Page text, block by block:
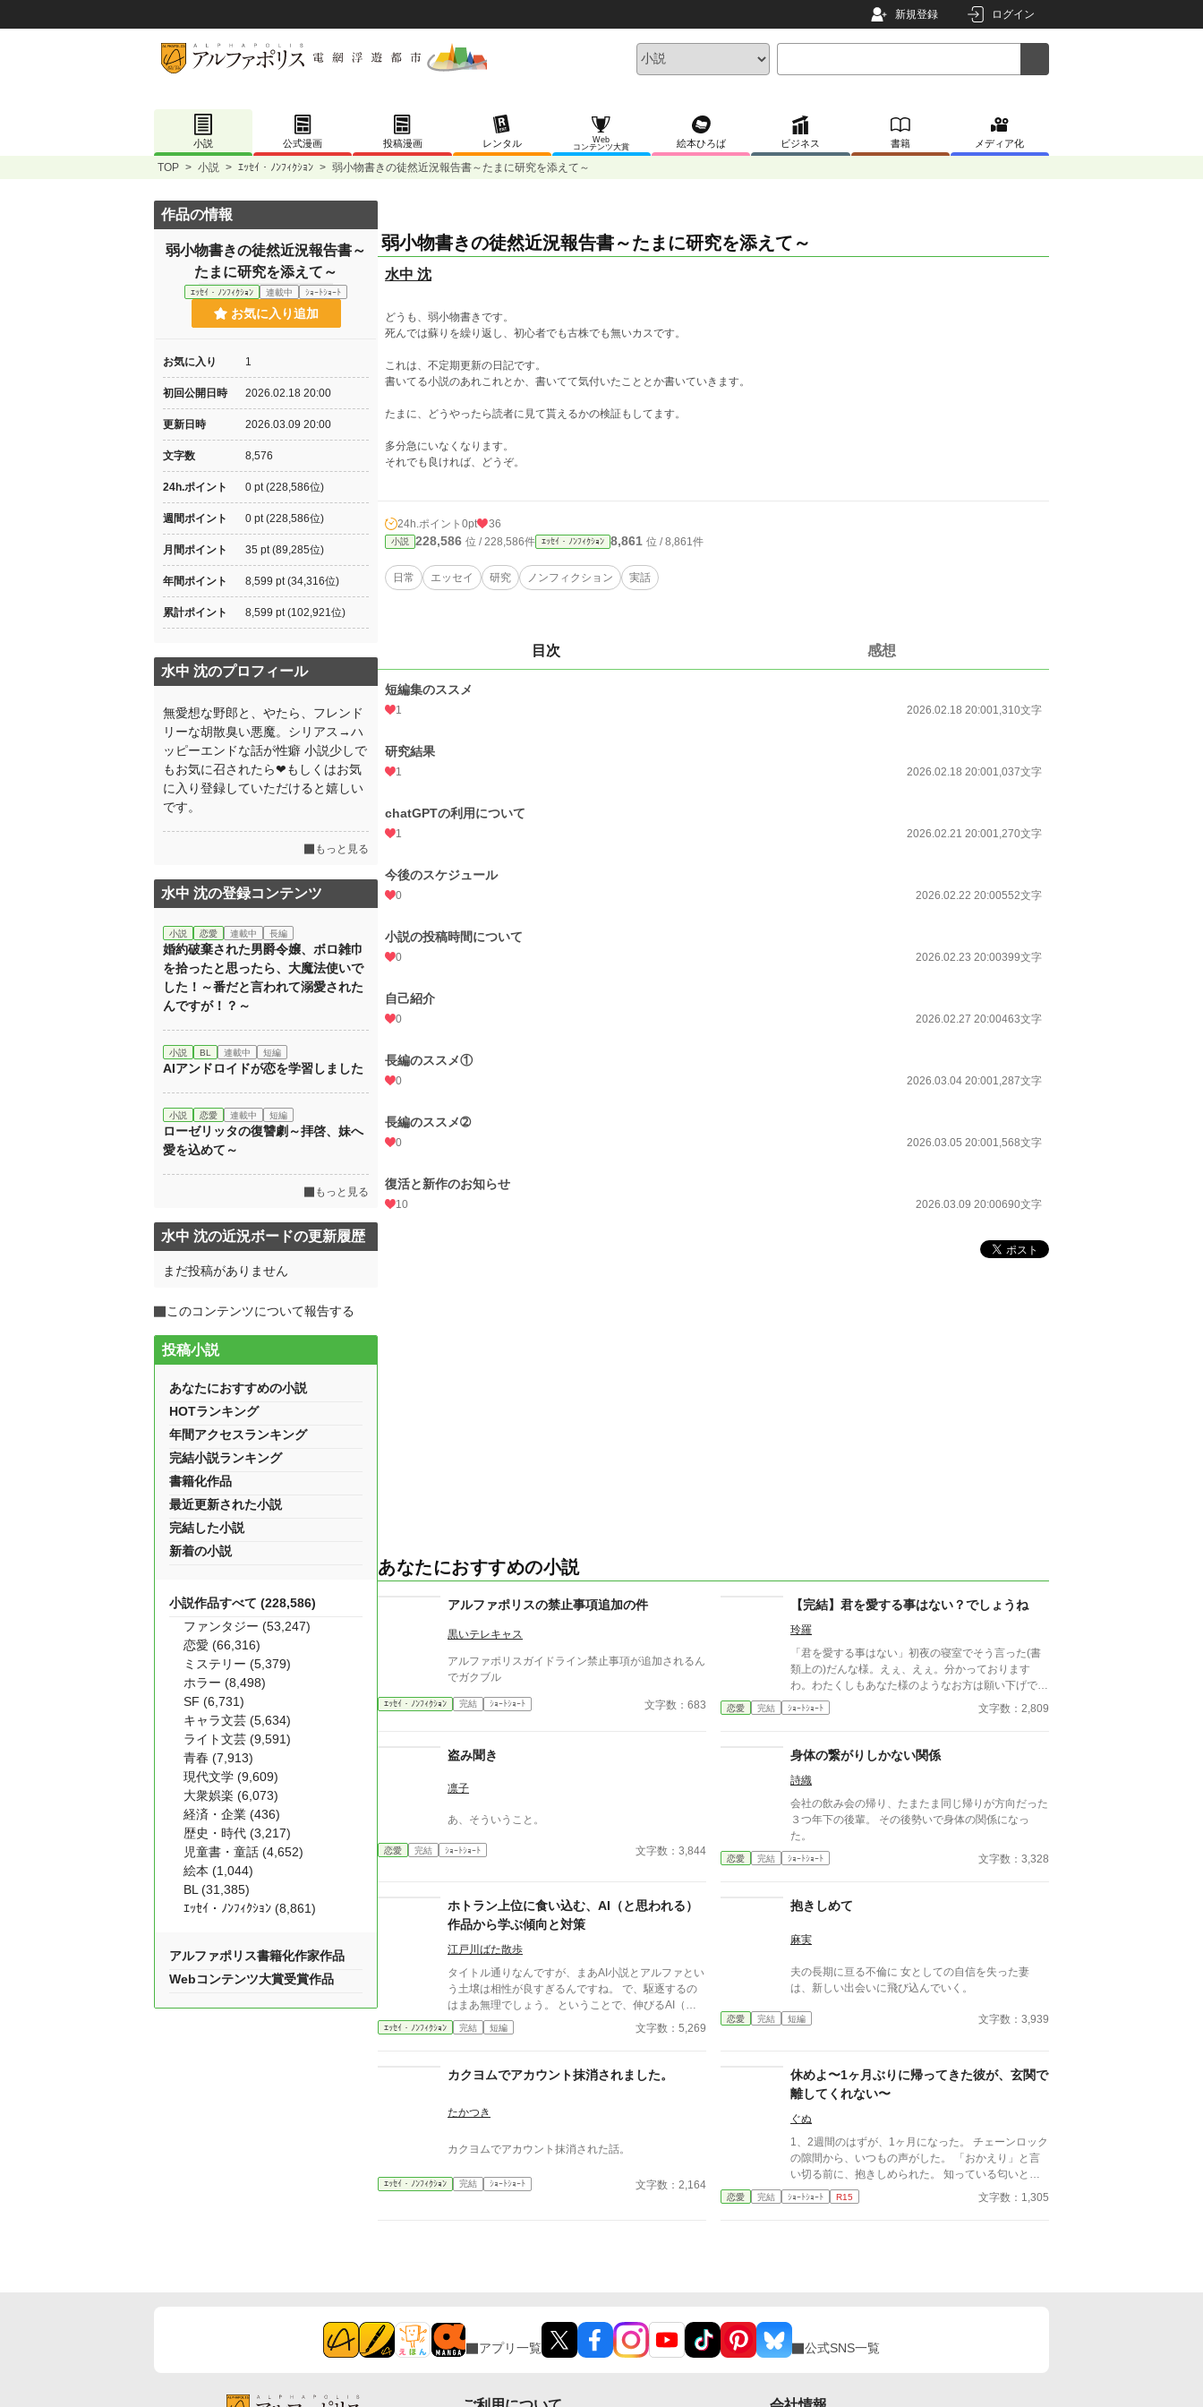
新規登録 ログイン
小説 公式漫画 投稿漫画 レンタル
Web
コンテンツ大賞
絵本ひろば ビジネス 書籍 メディア化
TOP > 小説 > ｴｯｾｲ・ﾉﾝﾌｨｸｼｮﾝ > 弱小物書きの徒然近況報告書～たまに研究を添えて～
弱小物書きの徒然近況報告書～たまに研究を添えて～
水中 沈
どうも、弱小物書きです。
死んでは蘇りを繰り返し、初心者でも古株でも無いカスです。
これは、不定期更新の日記です。
書いてる小説のあれこれとか、書いてて気付いたこととか書いていきます。
たまに、どうやったら読者に見て貰えるかの検証もしてます。
多分急にいなくなります。
それでも良ければ、どうぞ。
24h.ポイント 0pt 36
小説 228,586 位 / 228,586件 ｴｯｾｲ・ﾉﾝﾌｨｸｼｮﾝ 8,861 位 / 8,861件
日常 エッセイ 研究 ノンフィクション 実話
目次 感想
短編集のススメ
1 2026.02.18 20:001,310文字
研究結果
1 2026.02.18 20:001,037文字
chatGPTの利用について
1 2026.02.21 20:001,270文字
今後のスケジュール
0 2026.02.22 20:00552文字
小説の投稿時間について
0 2026.02.23 20:00399文字
自己紹介
0 2026.02.27 20:00463文字
長編のススメ①
0 2026.03.04 20:001,287文字
長編のススメ➁
0 2026.03.05 20:001,568文字
復活と新作のお知らせ
10 2026.03.09 20:00690文字
あなたにおすすめの小説
アルファポリスの禁止事項追加の件
黒いテレキャス
アルファポリスガイドライン禁止事項が追加されるん
でガクブル
ｴｯｾｲ・ﾉﾝﾌｨｸｼｮﾝ 完結 ｼｮｰﾄｼｮｰﾄ 文字数：683
【完結】君を愛する事はない？でしょうね
玲羅
「君を愛する事はない」初夜の寝室でそう言った(書
類上の)だんな様。えぇ、えぇ。分かっております
わ。わたくしもあなた様のようなお方は願い下げで
す。
恋愛 完結 ｼｮｰﾄｼｮｰﾄ 文字数：2,809
盗み聞き
凛子
あ、そういうこと。
恋愛 完結 ｼｮｰﾄｼｮｰﾄ 文字数：3,844
身体の繋がりしかない関係
詩織
会社の飲み会の帰り、たまたま同じ帰りが方向だった
３つ年下の後輩。 その後勢いで身体の関係になっ
た。
恋愛 完結 ｼｮｰﾄｼｮｰﾄ 文字数：3,328
ホトラン上位に食い込む、AI（と思われる）
作品から学ぶ傾向と対策
江戸川ばた散歩
タイトル通りなんですが、まあAI小説とアルファとい
う土壌は相性が良すぎるんですね。 で、駆逐するの
はまあ無理でしょう。 ということで、伸びるAI（と
思われる）小説から傾向と、そして自筆系にも生かせ
ること、そしてAIには無理なことに関して。
ｴｯｾｲ・ﾉﾝﾌｨｸｼｮﾝ 完結 短編 文字数：5,269
抱きしめて
麻実
夫の長期に亘る不倫に 女としての自信を失った妻
は、新しい出会いに飛び込んでいく。
恋愛 完結 短編 文字数：3,939
カクヨムでアカウント抹消されました。
たかつき
カクヨムでアカウント抹消された話。
ｴｯｾｲ・ﾉﾝﾌｨｸｼｮﾝ 完結 ｼｮｰﾄｼｮｰﾄ 文字数：2,164
休めよ〜1ヶ月ぶりに帰ってきた彼が、玄関で
離してくれない〜
ぐぬ
1、2週間のはずが、1ヶ月になった。 チェーンロック
の隙間から、いつもの声がした。 「おかえり」と言
い切る前に、抱きしめられた。 知っている匂いと、
知らない匂いが混じっていた。
恋愛 完結 ｼｮｰﾄｼｮｰﾄ R15 文字数：1,305
作品の情報
弱小物書きの徒然近況報告書～
たまに研究を添えて～
ｴｯｾｲ・ﾉﾝﾌｨｸｼｮﾝ 連載中 ｼｮｰﾄｼｮｰﾄ
お気に入り追加
お気に入り 1
初回公開日時 2026.02.18 20:00
更新日時 2026.03.09 20:00
文字数 8,576
24h.ポイント 0 pt (228,586位)
週間ポイント 0 pt (228,586位)
月間ポイント 35 pt (89,285位)
年間ポイント 8,599 pt (34,316位)
累計ポイント 8,599 pt (102,921位)
水中 沈のプロフィール
無愛想な野郎と、やたら、フレンド
リーな胡散臭い悪魔。シリアス→ハ
ッピーエンドな話が性癖 小説少しで
もお気に召されたら❤もしくはお気
に入り登録していただけると嬉しい
です。
もっと見る
水中 沈の登録コンテンツ
小説 恋愛 連載中 長編
婚約破棄された男爵令嬢、ボロ雑巾
を拾ったと思ったら、大魔法使いで
した！～番だと言われて溺愛された
んですが！？～
小説 BL 連載中 短編
AIアンドロイドが恋を学習しました
小説 恋愛 連載中 短編
ローゼリッタの復讐劇～拝啓、妹へ
愛を込めて～
もっと見る
水中 沈の近況ボードの更新履歴
まだ投稿がありません
このコンテンツについて報告する
投稿小説
あなたにおすすめの小説
HOTランキング
年間アクセスランキング
完結小説ランキング
書籍化作品
最近更新された小説
完結した小説
新着の小説
小説作品すべて (228,586)
ファンタジー (53,247)
恋愛 (66,316)
ミステリー (5,379)
ホラー (8,498)
SF (6,731)
キャラ文芸 (5,634)
ライト文芸 (9,591)
青春 (7,913)
現代文学 (9,609)
大衆娯楽 (6,073)
経済・企業 (436)
歴史・時代 (3,217)
児童書・童話 (4,652)
絵本 (1,044)
BL (31,385)
ｴｯｾｲ・ﾉﾝﾌｨｸｼｮﾝ (8,861)
アルファポリス書籍化作家作品
Webコンテンツ大賞受賞作品
アプリ一覧 公式SNS一覧